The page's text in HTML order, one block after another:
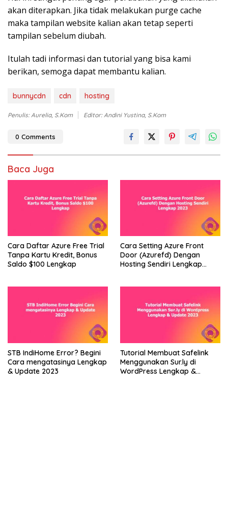
akan diterapkan. Jika tidak melakukan purge cache
maka tampilan website kalian akan tetap seperti
tampilan sebelum diubah.
Itulah tadi informasi dan tutorial yang bisa kami
berikan, semoga dapat membantu kalian.
bunnycdn cdn hosting
Penulis: Aurelia, S.Kom Editor: Andini Yustina, S.Kom
0 Comments
Baca Juga
Cara Daftar Azure Free Trial
Tanpa Kartu Kredit, Bonus
Saldo $100 Lengkap
Cara Setting Azure Front
Door (Azurefd) Dengan
Hosting Sendiri Lengkap
STB IndiHome Error? Begini
Cara mengatasinya Lengkap
& Update 2023
Tutorial Membuat Safelink
Menggunakan Sur.ly di
WordPress Lengkap &